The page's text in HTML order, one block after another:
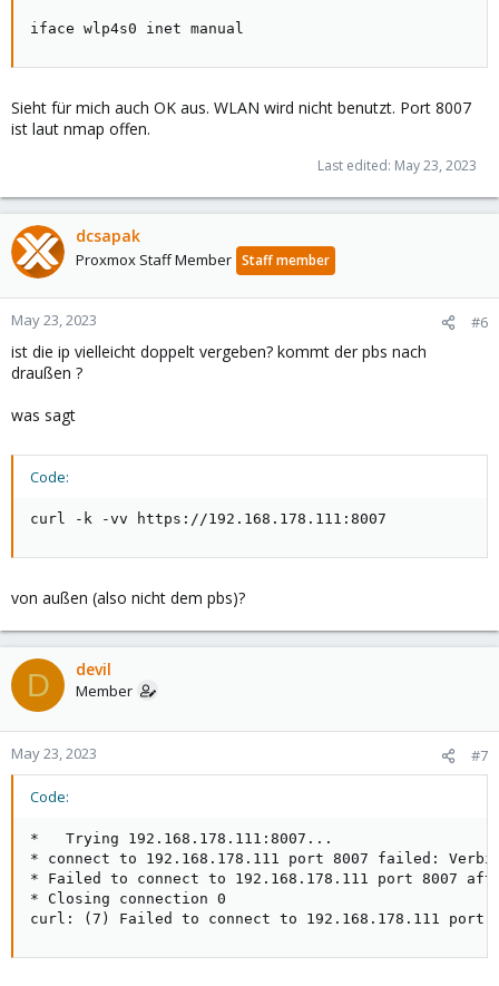
iface wlp4s0 inet manual
Sieht für mich auch OK aus. WLAN wird nicht benutzt. Port 8007
ist laut nmap offen.
Last edited: May 23, 2023
dcsapak
Proxmox Staff Member Staff member
May 23, 2023 #6
ist die ip vielleicht doppelt vergeben? kommt der pbs nach
draußen ?
was sagt
Code:
curl -k -vv https://192.168.178.111:8007
von außen (also nicht dem pbs)?
D devil
Member
May 23, 2023 #7
Code:
*   Trying 192.168.178.111:8007...
* connect to 192.168.178.111 port 8007 failed:
* Failed to connect to 192.168.178.111 port 8007
* Closing connection 0
curl: (7) Failed to connect to 192.168.178.111 port